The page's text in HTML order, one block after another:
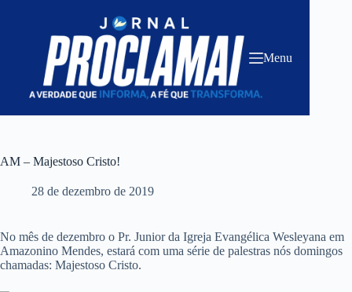
Menu
AM – Majestoso Cristo!
28 de dezembro de 2019
No mês de dezembro o Pr. Junior da Igreja Evangélica Wesleyana em
Amazonino Mendes, estará com uma série de palestras nós domingos
chamadas: Majestoso Cristo.